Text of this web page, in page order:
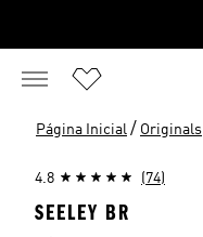
Página Inicial / Originals
4.8 (74)
SEELEY BR